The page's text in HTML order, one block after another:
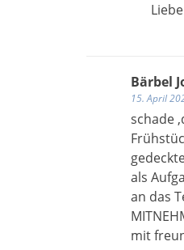
Bärbel
15. April
schade
als
an das
mit